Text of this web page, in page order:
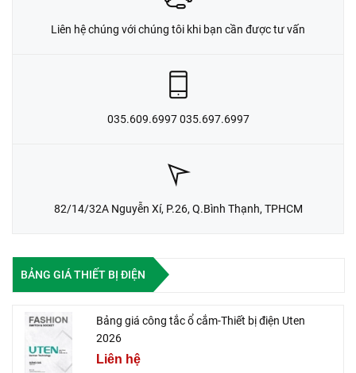
Liên hệ chúng với chúng tôi khi bạn cần được tư vấn
035.609.6997 035.697.6997
82/14/32A Nguyễn Xí, P.26, Q.Bình Thạnh, TPHCM
BẢNG GIÁ THIẾT BỊ ĐIỆN
Bảng giá công tắc ổ cắm-Thiết bị điện Uten
2026
Liên hệ